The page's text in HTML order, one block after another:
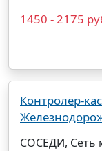
1450 - 2175
Контролёр-
СОСЕДИ, Сеть